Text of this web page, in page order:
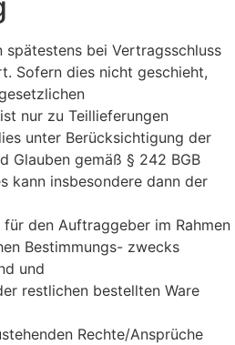
bei Vertragsschluss
Sofern dies nicht geschieht,
nur zu Teillieferungen
unter Berücksichtigung der
Glauben gemäß § 242 BGB
kann insbesondere dann der
für den Auftraggeber im Rahmen
Bestimmungs- zwecks
und
restlichen bestellten Ware
Rechte/Ansprüche